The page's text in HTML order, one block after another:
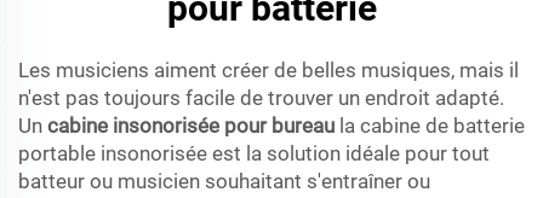
Les musiciens aiment créer de belles musiques, mais il
n'est pas toujours facile de trouver un endroit adapté.
Un cabine insonorisée pour bureau la cabine de batterie
portable insonorisée est la solution idéale pour tout
batteur ou musicien souhaitant s'entraîner ou